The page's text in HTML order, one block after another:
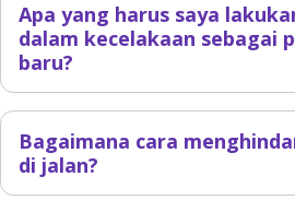
Apa yang harus saya
dalam kecelakaan sebagai
baru?
Bagaimana cara
di jalan?